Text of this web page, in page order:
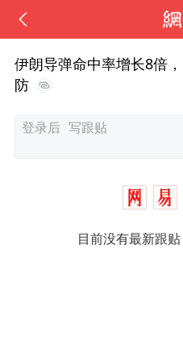
伊朗导弹命中率增长8倍
防
目前没有最新跟